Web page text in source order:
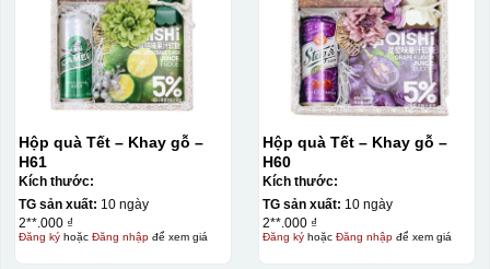
Hộp quà Tết – Khay gỗ –
H61
Kích thước:
TG sản xuất: 10 ngày
2**.000 ₫
Đăng kýhoặc Đăng nhậpđể xem giá
Hộp quà Tết – Khay gỗ –
H60
Kích thước:
TG sản xuất: 10 ngày
2**.000 ₫
Đăng kýhoặc Đăng nhậpđể xem giá